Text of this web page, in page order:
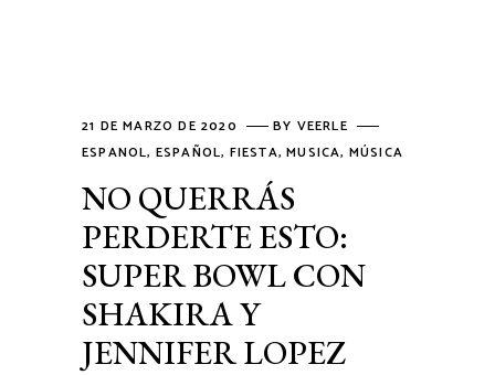
21 DE MARZO DE 2020 BY VEERLE
ESPANOL, ESPAÑOL, FIESTA,MUSICA, MÚSICA
NO QUERRÁS
PERDERTE ESTO:
SUPER BOWL CON
SHAKIRA Y
JENNIFER LOPEZ